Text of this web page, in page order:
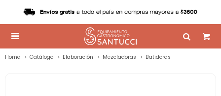

Home Catálogo Elaboración Mezcladoras Batidoras